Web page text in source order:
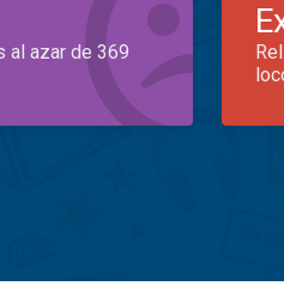
al azar de 369